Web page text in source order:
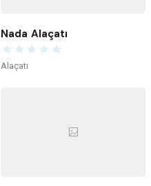
Nada Alaçatı
Alaçatı